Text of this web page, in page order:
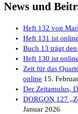
News und
Heft 132 von
Heft 131 ist online
Buch 13 trägt
Heft 130 ist online
Zeit für das
online 15.
Der Zeitamulus,
DORGON 127
Januar 2026